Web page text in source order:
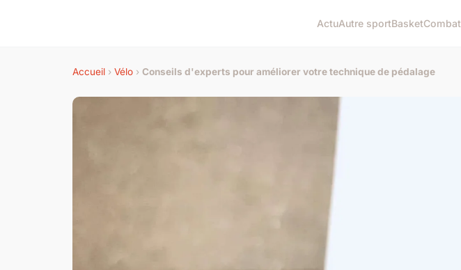
ActuAutre sportBasketCombat
Accueil › Vélo › Conseils d'experts pour améliorer votre technique de pédalage